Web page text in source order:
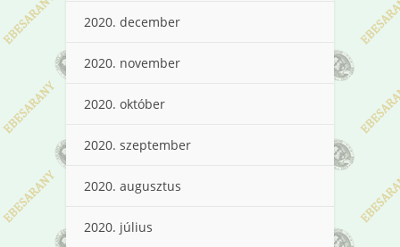
2020. december
2020. november
2020. október
2020. szeptember
2020. augusztus
2020. július